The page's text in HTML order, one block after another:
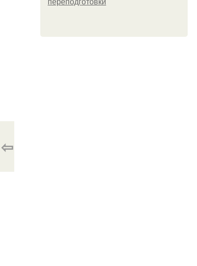
переподготовки
⇦